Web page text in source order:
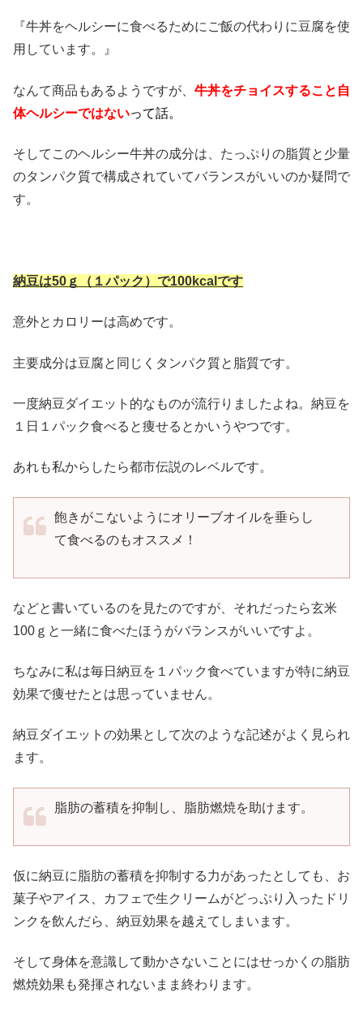
『牛丼をヘルシーに食べるためにご飯の代わりに豆腐を使
用しています。』
なんて商品もあるようですが、 牛丼をチョイスすること自
体ヘルシーではないって話。
そしてこのヘルシー牛丼の成分は、たっぷりの脂質と少量
のタンパク質で構成されていてバランスがいいのか疑問で
す。
納豆は50ｇ（１パック）で100kcalです
意外とカロリーは高めです。
主要成分は豆腐と同じくタンパク質と脂質です。
一度納豆ダイエット的なものが流行りましたよね。納豆を
１日１パック食べると痩せるとかいうやつです。
あれも私からしたら都市伝説のレベルです。
飽きがこないようにオリーブオイルを垂らし
て食べるのもオススメ！
などと書いているのを見たのですが、それだったら玄米
100ｇと一緒に食べたほうがバランスがいいですよ。
ちなみに私は毎日納豆を１パック食べていますが特に納豆
効果で痩せたとは思っていません。
納豆ダイエットの効果として次のような記述がよく見られ
ます。
脂肪の蓄積を抑制し、脂肪燃焼を助けます。
仮に納豆に脂肪の蓄積を抑制する力があったとしても、お
菓子やアイス、カフェで生クリームがどっぷり入ったドリ
ンクを飲んだら、納豆効果を越えてしまいます。
そして身体を意識して動かさないことにはせっかくの脂肪
燃焼効果も発揮されないまま終わります。